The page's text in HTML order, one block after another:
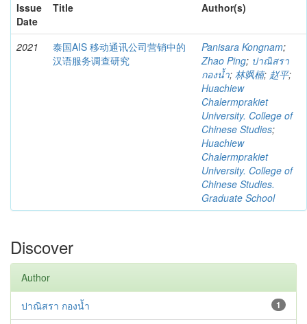
Issue
Date
Title Author(s)
2021
泰国AIS 移动通讯公司营销中的
汉语服务调查研究
Panisara Kongnam;
Zhao Ping; ปาณิสรา
กองน้ำ; 林飒楠; 赵平;
Huachiew
Chalermprakiet
University. College of
Chinese Studies;
Huachiew
Chalermprakiet
University. College of
Chinese Studies.
Graduate School
Discover
Author
1
ปาณิสรา กองน้ำ